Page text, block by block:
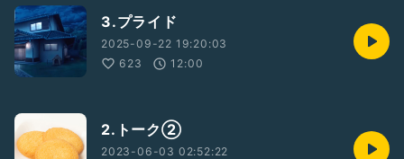
3.プライド
2025-09-22 19:20:03
623
12:00
2.トーク②
2023-06-03 02:52:22